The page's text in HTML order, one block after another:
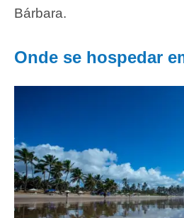
Bárbara.
Onde se hospedar